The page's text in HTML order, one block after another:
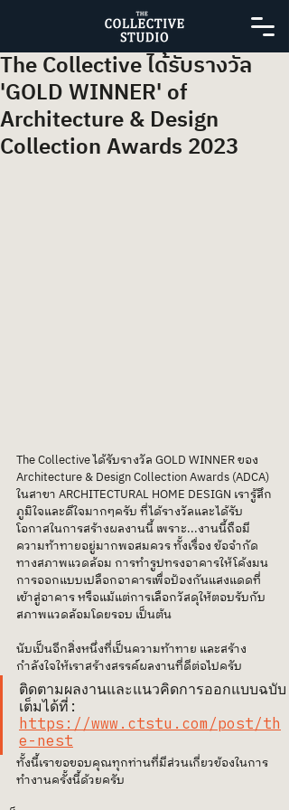
The Collective ได้รับรางวัล
'GOLD WINNER' of
Architecture & Design
Collection Awards 2023
The Collective ได้รับรางวัล GOLD WINNER ของ
Architecture & Design Collection Awards (ADCA)
ในสาขา ARCHITECTURAL HOME DESIGN เรารู้สึก
ภูมิใจและดีใจมากๆครับ ที่ได้รางวัลและได้รับ
โอกาสในการสร้างผลงานนี้ เพราะ...งานนี้ถือมี
ความท้าทายอยู่มากพอสมควร ทั้งเรื่อง ข้อจำกัด
ทางสภาพแวดล้อม การทำรูปทรงอาคารให้โค้งมน
การออกแบบเปลือกอาคารเพื่อป้องกันแสงแดดที่
เข้าสู่อาคาร หรือแม้แต่การเลือกวัสดุให้ตอบรับกับ
สภาพแวดล้อมโดยรอบ เป็นต้น
นับเป็นอีกสิ่งหนึ่งที่เป็นความท้าทาย และสร้าง
กำลังใจให้เราสร้างสรรค์ผลงานที่ดีต่อไปครับ
ติดตามผลงานและแนวคิดการออกแบบฉบับ
เต็มได้ที่:
https://www.ctstu.com/post/th
e-nest
ทั้งนี้เราขอขอบคุณทุกท่านที่มีส่วนเกี่ยวข้องในการ
ทำงานครั้งนี้ด้วยครับ